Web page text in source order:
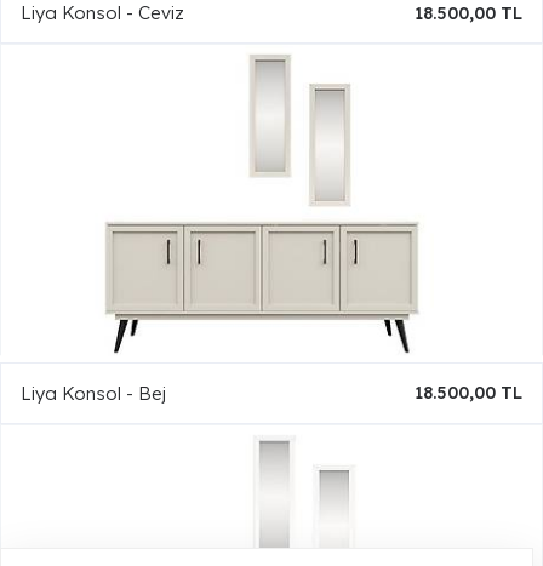
Liya Konsol - Ceviz 18.500,00 TL
Liya Konsol - Bej 18.500,00 TL